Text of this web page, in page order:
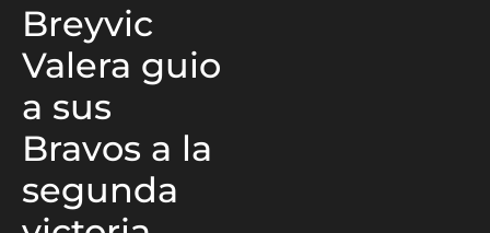
Breyvic
Valera guio
a sus
Bravos a la
segunda